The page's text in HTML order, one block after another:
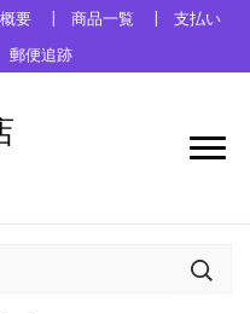
要 商品一覧
支払い
郵便追跡